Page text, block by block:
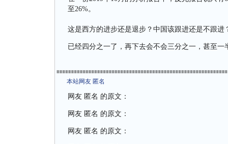
至26%。
这是西方的进步还是退步？中国该跟进还是不跟进
已经四分之一了，再下去会不会三分之一，甚至一
本站网友 匿名
网友 匿名 的原文：
网友 匿名 的原文：
网友 匿名 的原文：